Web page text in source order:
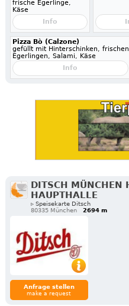
frische Egerlinge,
Käse
Info
Pizza Bò (Calzone)
gefüllt mit Hinterschinken, frischen
Egerlingen, Salami, Käse
Info
DITSCH MÜNCHEN
HAUPTHALLE
▹ Speisekarte Ditsch
80335 München
2694 m
Anfrage stellen
make a request